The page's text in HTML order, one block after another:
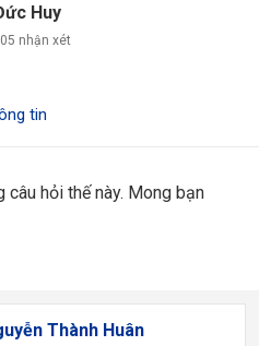
Huy
nhận xét
tin
hỏi thế này. Mong bạn
Thành Huân